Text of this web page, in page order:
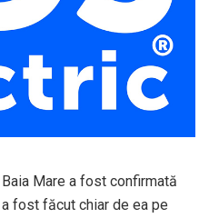
Mare a fost confirmată
fost făcut chiar de ea pe